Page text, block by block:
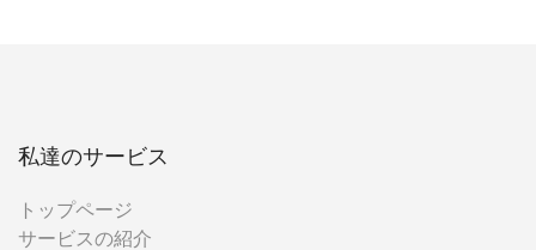
私達のサービス
トップページ
サービスの紹介